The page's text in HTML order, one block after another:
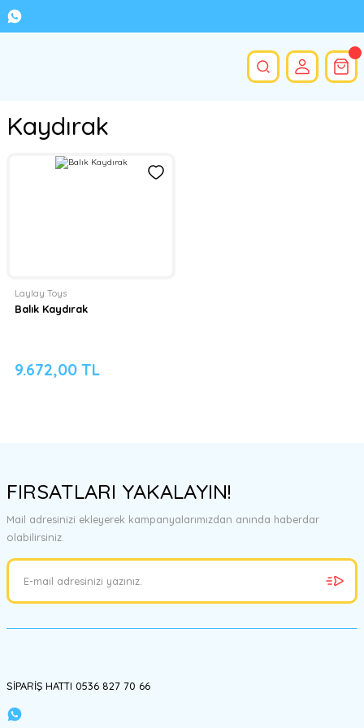
Kaydırak
Laylay Toys
Balık Kaydırak
9.672,00 TL
FIRSATLARI YAKALAYIN!
Mail adresinizi ekleyerek kampanyalarımızdan anında haberdar
olabilirsiniz.
SİPARİŞ HATTI 0536 827 70 66